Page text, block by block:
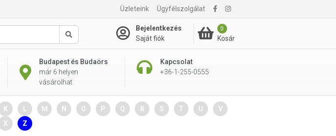
Üzleteink Ügyfélszolgálat
Keresés
Bejelentkezés
Saját fiók
0
Kosár
Budapest és Budaörs
már 6 helyen
vásárolhat
Kapcsolat
+36-1-255-0555
K M N O P Q R S T U
V
X Z